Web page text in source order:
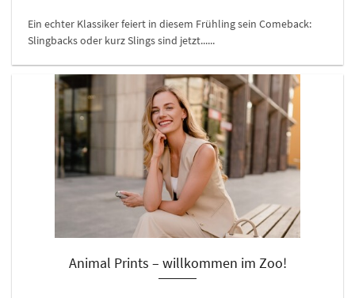
Ein echter Klassiker feiert in diesem Frühling sein Comeback:
Slingbacks oder kurz Slings sind jetzt......
Animal Prints – willkommen im Zoo!